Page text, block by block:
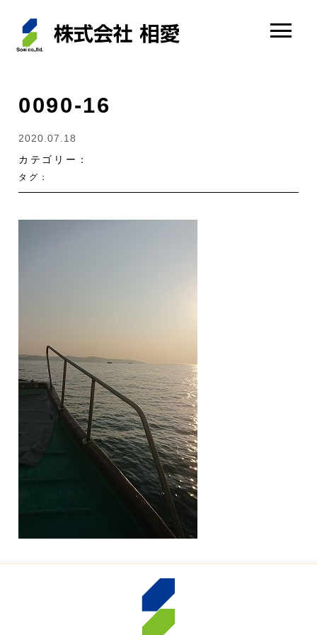
0090-16
2020.07.18
カテゴリー：
タグ：